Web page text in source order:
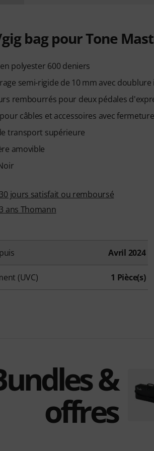
bag pour Tone
polyester 600 deniers
semi-rigide de 10 mm avec
rembourrés pour deux pédales
câbles et accessoires avec
transport supérieure
amovible
jours satisfait ou remboursé
ans Thomann
Avril 2024
(UVC) 1 Pièce(s)
&
offres